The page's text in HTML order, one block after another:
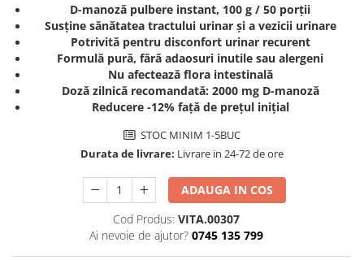
Igiena Intimă
Sapunuri naturale
Protectie solara
Cosmetice Naturale si Bio
Slabire, Frumusete
Vitamine si minerale
Energie, Oboseala
Vitamine B
Vitamina C
D-manoză pulbere instant, 100 g / 50 porții
Susține sănătatea tractului urinar și a vezicii urinare
Potrivită pentru disconfort urinar recurent
Formulă pură, fără adaosuri inutile sau alergeni
Nu afectează flora intestinală
Doză zilnică recomandată: 2000 mg D-manoză
Reducere -12% față de prețul inițial
STOC MINIM 1-5BUC
Durata de livrare: Livrare in 24-72 de ore
ADAUGA IN COS
Cod Produs: VITA.00307
Ai nevoie de ajutor? 0745 135 799